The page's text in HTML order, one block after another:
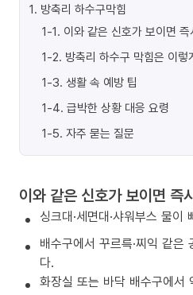
1. 방축리 하수구막힘
1-1. 이와 같은 신호가 보이면
1-2. 방축리 하수구 막힘은 이렇
1-3. 생활 속 예방 팁
1-4. 급박한 상황 대응 요령
1-5. 자주 묻는 질문
이와 같은 신호가 보이면 즉
싱크대·세면대·샤워부스 물
배수구에서 꾸르륵·찌익 같은
다.
화장실 또는 바닥 배수구에서